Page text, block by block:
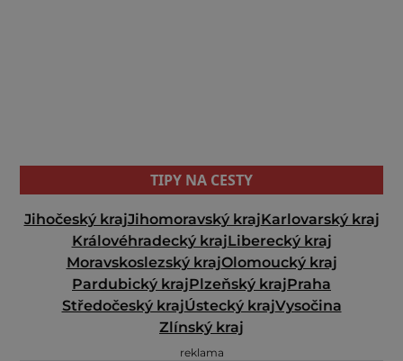
TIPY NA CESTY
Jihočeský krajJihomoravský krajKarlovarský kraj
Královéhradecký krajLiberecký kraj
Moravskoslezský krajOlomoucký kraj
Pardubický krajPlzeňský krajPraha
Středočeský krajÚstecký krajVysočina
Zlínský kraj
reklama